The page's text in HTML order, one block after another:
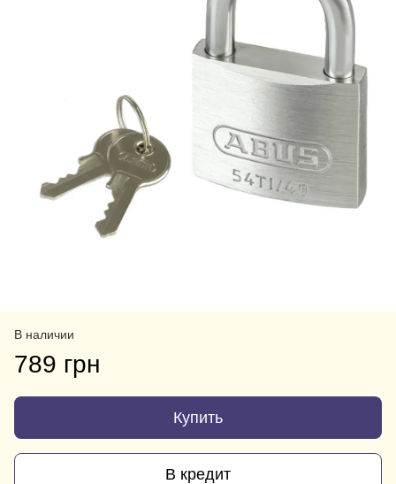
В наличии
789 грн
Купить
В кредит